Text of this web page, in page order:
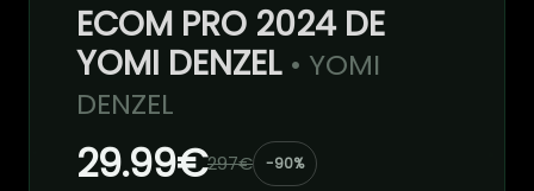
ECOM PRO 2024 DE
YOMI DENZEL • YOMI
DENZEL
29.99€297€ -90%